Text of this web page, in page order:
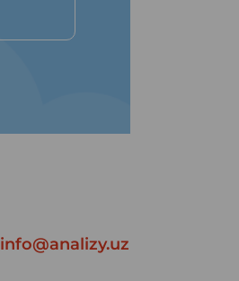
info@analizy.uz